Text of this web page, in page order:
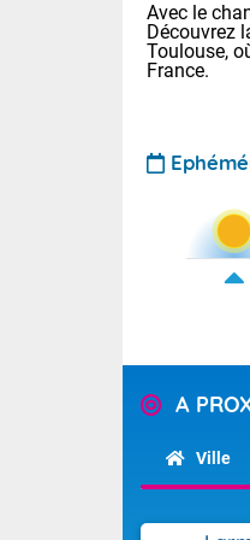
Avec le
Découvrez
Toulouse,
France.
A
Ville